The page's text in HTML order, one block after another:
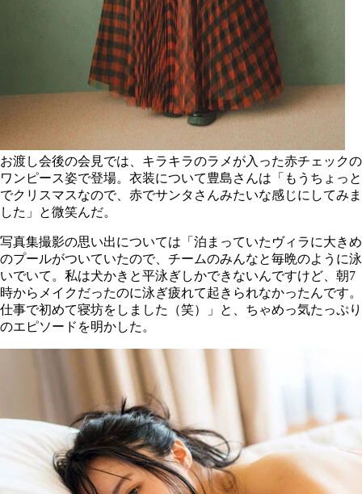
お渡し会後の会見では、キラキラのラメが入った赤チェックの
ワンピース姿で登場。衣装について豊島さんは「もうちょっと
でクリスマスなので、赤でサンタさんみたいな感じにしてみま
した」と微笑んだ。
写真集撮影の思い出については「泊まっていたヴィラに大きめ
のプールがついていたので、チームのみんなと毎晩のように泳
いでいて。私は犬かきと平泳ぎしかできないんですけど、朝7
時からメイクだったのに泳ぎ疲れて起きられなかったんです。
仕事で初めて寝坊をしました（笑）」と、ちゃめっ気たっぷり
のエピソードを明かした。